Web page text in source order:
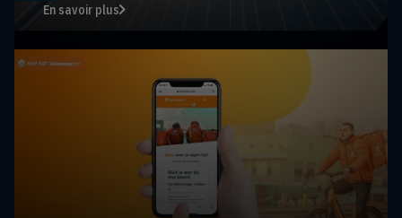
En savoir plus